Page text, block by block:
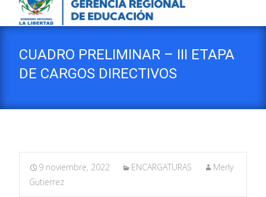
CUADRO PRELIMINAR – III ETAPA
DE CARGOS DIRECTIVOS
9 noviembre, 2022 ENCARGATURAS
Merly
Gutierrez